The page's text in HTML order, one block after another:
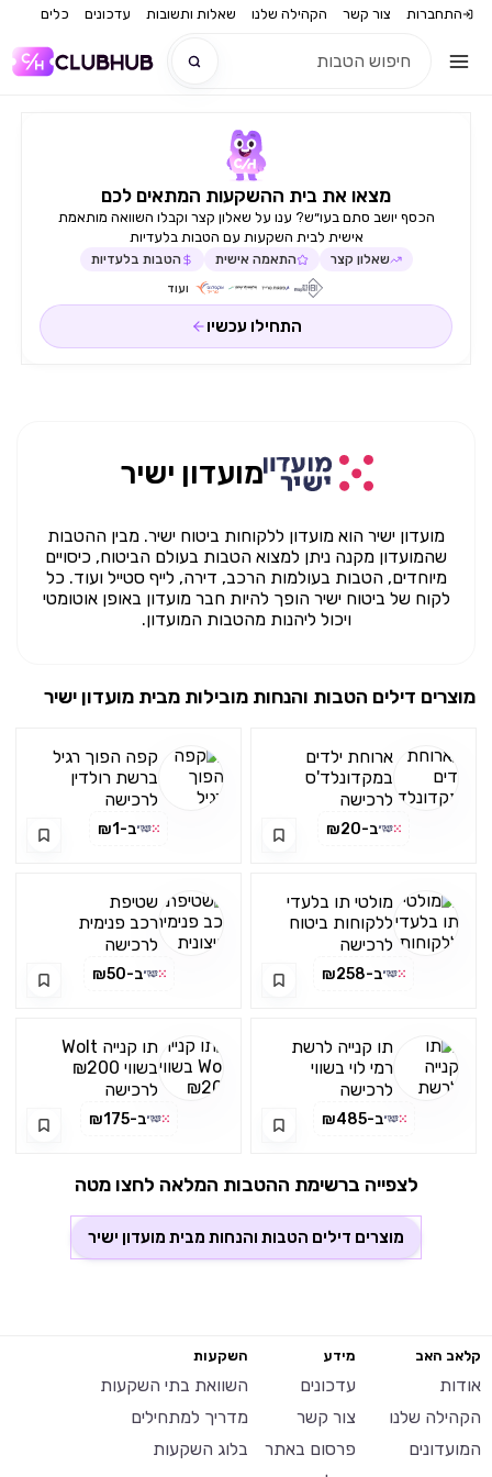
התחברות צור קשר הקהילה שלנו שאלות ותשובות עדכונים כלים
חדש
מצאו את בית ההשקעות המתאים לכם
הכסף יושב סתם בעו״ש? ענו על שאלון קצר וקבלו השוואה מותאמת
אישית לבית השקעות עם הטבות בלעדיות
שאלון קצר התאמה אישית הטבות בלעדיות
ועוד
התחילו עכשיו
מועדון ישיר
מועדון ישיר הוא מועדון ללקוחות ביטוח ישיר. מבין ההטבות
שהמועדון מקנה ניתן למצוא הטבות בעולם הביטוח, כיסויים
מיוחדים, הטבות בעולמות הרכב, דירה, לייף סטייל ועוד. כל
לקוח של ביטוח ישיר הופך להיות חבר מועדון באופן אוטומטי
ויכול ליהנות מהטבות המועדון.
מוצרים דילים הטבות והנחות מובילות מבית מועדון ישיר
ארוחת ילדים
במקדונלד'ס
בשווי ₪36
רק ב-₪20
לרכישה
באפליקציה
ב-₪20
קפה הפוך רגיל
ברשת רולדין
בשווי ₪14
רק ב-₪1
לרכישה
באפליקציה
ב-₪1
מולטי תו בלעדי
ללקוחות ביטוח
רק ב-₪258
לרכישה
באפליקציה
ב-₪258
שטיפת
רכב פנימית
₪85 רק ב-₪50
לרכישה
באפליקציה
ב-₪50
תו קנייה לרשת
רמי לוי בשווי
₪500 רקלרכישה
באפליקציה
ב-₪485
תו קנייה Wolt
בשווי ₪200
רק ב-₪175
לרכישה
באפליקציה
ב-₪175
לצפייה ברשימת ההטבות המלאה לחצו מטה
מוצרים דילים הטבות והנחות מבית מועדון ישיר
קלאב האב
אודות
הקהילה שלנו
המועדונים
מידע
עדכונים
צור קשר
פרסום באתר
השקעות
השוואת בתי השקעות
מדריך למתחילים
בלוג השקעות